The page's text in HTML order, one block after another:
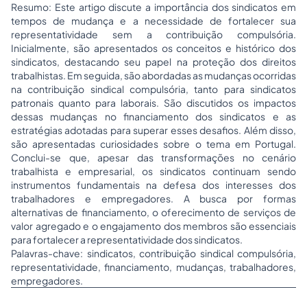
Resumo: Este artigo discute a importância dos sindicatos em
tempos de mudança e a necessidade de fortalecer sua
representatividade sem a contribuição compulsória.
Inicialmente, são apresentados os conceitos e histórico dos
sindicatos, destacando seu papel na proteção dos direitos
trabalhistas. Em seguida, são abordadas as mudanças ocorridas
na contribuição sindical compulsória, tanto para sindicatos
patronais quanto para laborais. São discutidos os impactos
dessas mudanças no financiamento dos sindicatos e as
estratégias adotadas para superar esses desafios. Além disso,
são apresentadas curiosidades sobre o tema em Portugal.
Conclui-se que, apesar das transformações no cenário
trabalhista e empresarial, os sindicatos continuam sendo
instrumentos fundamentais na defesa dos interesses dos
trabalhadores e empregadores. A busca por formas
alternativas de financiamento, o oferecimento de serviços de
valor agregado e o engajamento dos membros são essenciais
para fortalecer a representatividade dos sindicatos.
Palavras-chave: sindicatos, contribuição sindical compulsória,
representatividade, financiamento, mudanças, trabalhadores,
empregadores.